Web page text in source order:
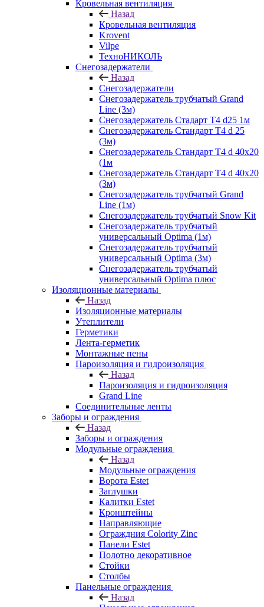
Кровельная вентиляция
Назад
Кровельная вентиляция
Krovent
Vilpe
ТехноНИКОЛЬ
Снегозадержатели
Назад
Снегозадержатели
Снегозадержатель трубчатый Grand
Line (3м)
Снегозадержатель Стадарт Т4 d25 1м
Снегозадержатель Стандарт Т4 d 25
(3м)
Снегозадержатель Стандарт Т4 d 40х20
(1м
Снегозадержатель Стандарт Т4 d 40х20
(3м)
Снегозадержатель трубчатый Grand
Line (1м)
Снегозадержатель трубчатый Snow Kit
Снегозадержатель трубчатый
универсальный Optima (1м)
Снегозадержатель трубчатый
универсальный Optima (3м)
Снегозадержатель трубчатый
универсальный Optima плюс
Изоляционные материалы
Назад
Изоляционные материалы
Утеплители
Герметики
Лента-герметик
Монтажные пены
Пароизоляция и гидроизоляция
Назад
Пароизоляция и гидроизоляция
Grand Line
Соединительные ленты
Заборы и ограждения
Назад
Заборы и ограждения
Модульные ограждения
Назад
Модульные ограждения
Ворота Estet
Заглушки
Калитки Estet
Кронштейны
Направляющие
Ограждния Colority Zinc
Панели Estet
Полотно декоративное
Стойки
Столбы
Панельные ограждения
Назад